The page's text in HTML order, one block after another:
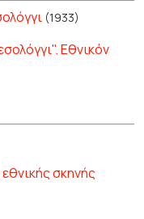
(1933)
Εθνικόν
σκηνής